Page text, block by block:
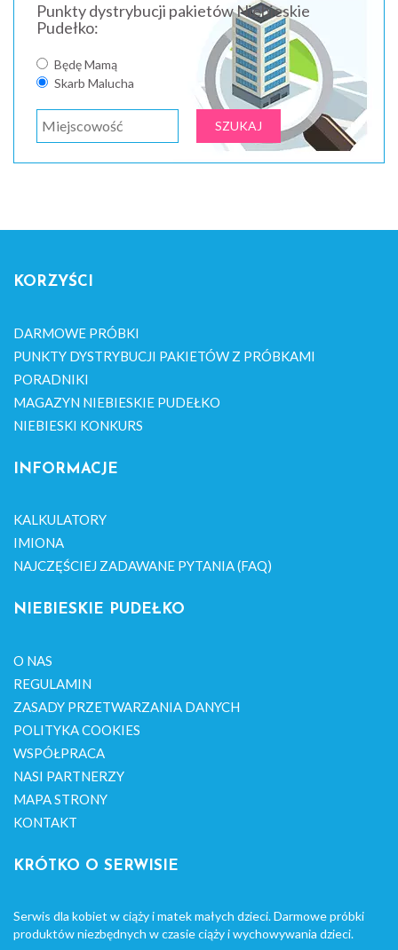
Punkty dystrybucji pakietów Niebieskie
Pudełko:
Będę Mamą
Skarb Malucha
KORZYŚCI
DARMOWE PRÓBKI
PUNKTY DYSTRYBUCJI PAKIETÓW Z PRÓBKAMI
PORADNIKI
MAGAZYN NIEBIESKIE PUDEŁKO
NIEBIESKI KONKURS
INFORMACJE
KALKULATORY
IMIONA
NAJCZĘŚCIEJ ZADAWANE PYTANIA (FAQ)
NIEBIESKIE PUDEŁKO
O NAS
REGULAMIN
ZASADY PRZETWARZANIA DANYCH
POLITYKA COOKIES
WSPÓŁPRACA
NASI PARTNERZY
MAPA STRONY
KONTAKT
KRÓTKO O SERWISIE
Serwis dla kobiet w ciąży i matek małych dzieci. Darmowe próbki
produktów niezbędnych w czasie ciąży i wychowywania dzieci.